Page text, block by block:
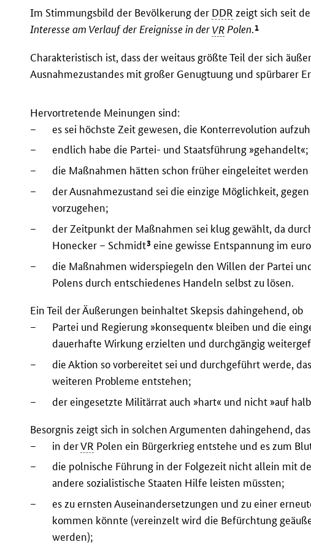
Im Stimmungsbild der Bevölkerung der DDR zeigt sich seit
Interesse am Verlauf der Ereignisse in derVR Polen.1
Charakteristisch ist, dass der weitaus größte Teil der sich
Ausnahmezustandes mit großer Genugtuung und spürbarer
Hervortretende Meinungen sind:
–
es sei höchste Zeit gewesen, die Konterrevolution
–
endlich habe die Partei- und Staatsführung
–
die Maßnahmen hätten schon früher eingeleitet werden
–
der Ausnahmezustand sei die einzige Möglichkeit,
vorzugehen;
–
der Zeitpunkt der Maßnahmen sei klug gewählt, da
Honecker – Schmidt3 eine gewisse Entspannung im
–
die Maßnahmen widerspiegeln den Willen der Partei
Polens durch entschiedenes Handeln selbst zu lösen.
Ein Teil der Äußerungen beinhaltet Skepsis dahingehend, ob
–
Partei und Regierung »konsequent« bleiben und die
dauerhafte Wirkung erzielten und durchgängig
–
die Aktion so vorbereitet sei und durchgeführt werde,
weiteren Probleme entstehen;
–
der eingesetzte Militärrat auch »hart« und nicht »auf
Besorgnis zeigt sich in solchen Argumenten dahingehend,
–
in derVR Polen ein Bürgerkrieg entstehe und es zum
–
die polnische Führung in der Folgezeit nicht allein mit
andere sozialistische Staaten Hilfe leisten müssten;
–
es zu ernsten Auseinandersetzungen und zu einer
kommen könnte (vereinzelt wird die Befürchtung
werden);